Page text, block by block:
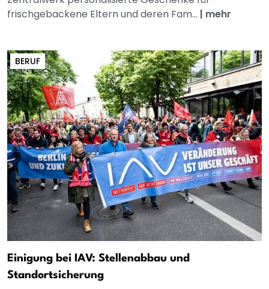
frischgebackene Eltern und deren Fam... | mehr
BERUF
Einigung bei IAV: Stellenabbau und
Standortsicherung